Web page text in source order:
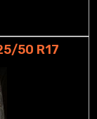
50 R17